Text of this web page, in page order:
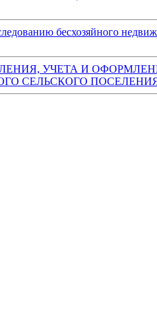
бесхозяйного
УЧЕТА И
СЕЛЬСКОГО